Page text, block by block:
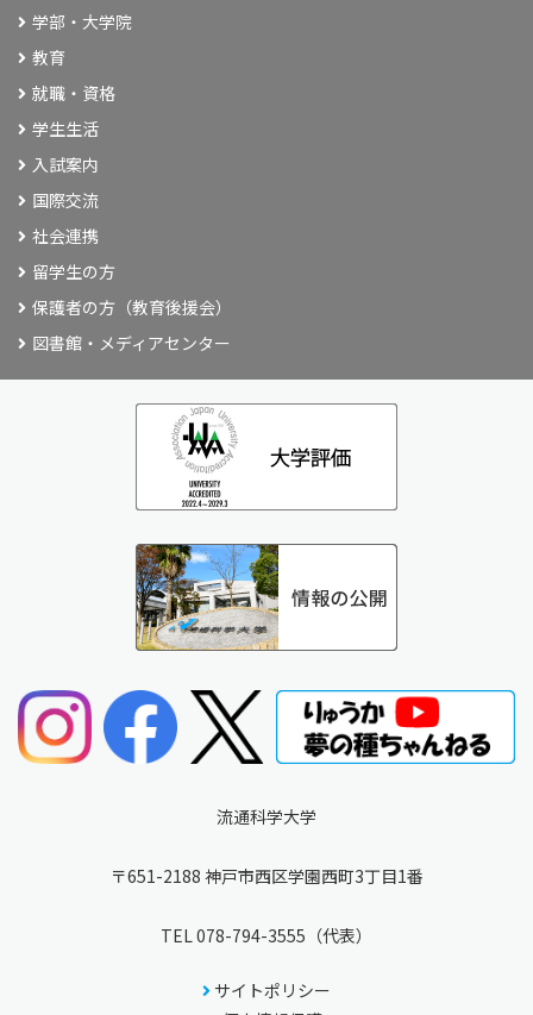
学部・大学院
教育
就職・資格
学生生活
入試案内
国際交流
社会連携
留学生の方
保護者の方（教育後援会）
図書館・メディアセンター
流通科学大学
〒651-2188 神戸市西区学園西町3丁目1番
TEL078-794-3555 （代表）
サイトポリシー